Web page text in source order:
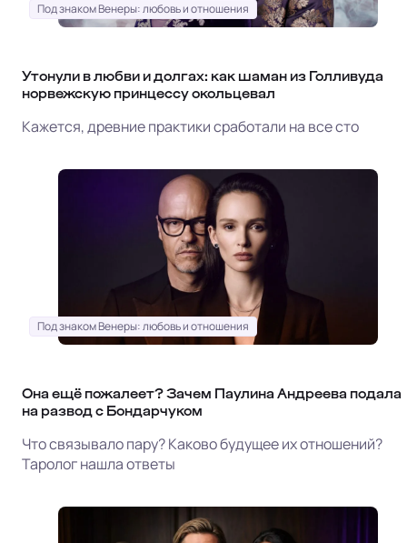
Под знаком Венеры: любовь и отношения
Утонули в любви и долгах: как шаман из Голливуда
норвежскую принцессу окольцевал
Кажется, древние практики сработали на все сто
Под знаком Венеры: любовь и отношения
Она ещё пожалеет? Зачем Паулина Андреева подала
на развод с Бондарчуком
Что связывало пару? Каково будущее их отношений?
Таролог нашла ответы